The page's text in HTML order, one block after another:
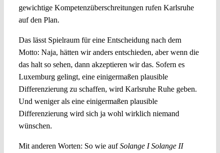
gewichtige Kompetenzüberschreitungen rufen Karlsruhe
auf den Plan.
Das lässt Spielraum für eine Entscheidung nach dem
Motto: Naja, hätten wir anders entschieden, aber wenn die
das halt so sehen, dann akzeptieren wir das. Sofern es
Luxemburg gelingt, eine einigermaßen plausible
Differenzierung zu schaffen, wird Karlsruhe Ruhe geben.
Und weniger als eine einigermaßen plausible
Differenzierung wird sich ja wohl wirklich niemand
wünschen.
Mit anderen Worten: So wie aufSolange I Solange II